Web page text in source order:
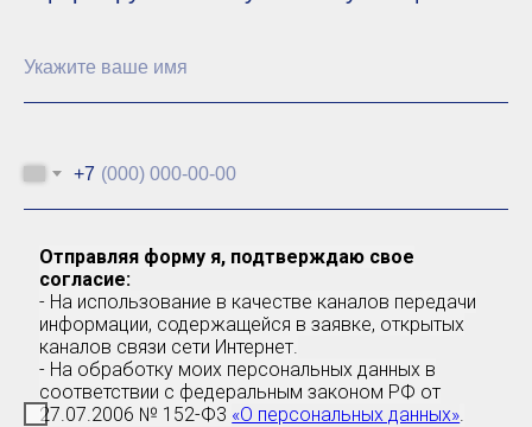
+7
Отправляя форму я, подтверждаю свое
согласие:
- На использование в качестве каналов передачи
информации, содержащейся в заявке, открытых
каналов связи сети Интернет.
- На обработку моих персональных данных в
соответствии с федеральным законом РФ от
27.07.2006 № 152-Ф3 «О персональных данных».